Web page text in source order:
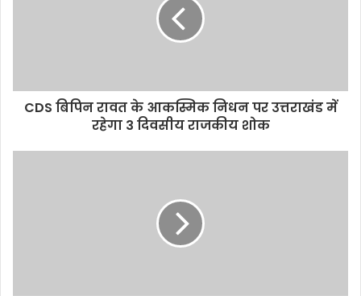
CDS बिपिन रावत के आकस्मिक निधन पर उत्तराखंड में
रहेगा 3 दिवसीय राजकीय शोक